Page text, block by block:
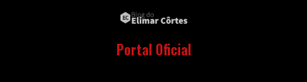
Portal Oficial